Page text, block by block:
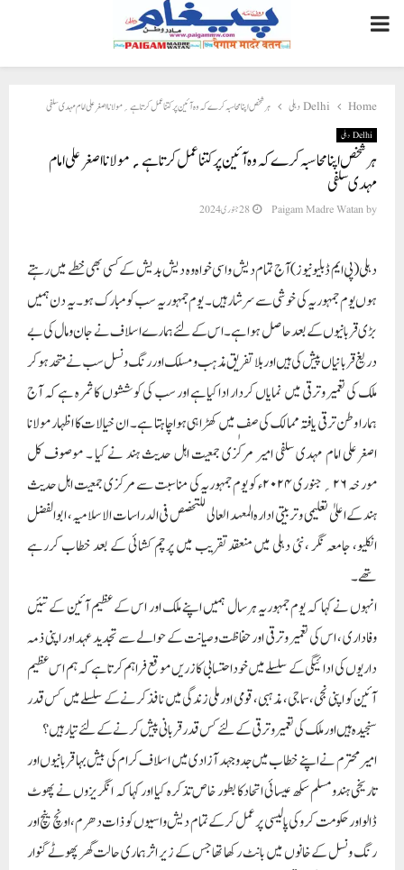
PRIMARY
MENU
Home Delhi دہلی ہر شخص اپنا محاسبہ کرے کہ وہ آئین پر کتنا عمل کرتا ہے؍ مولانا اصغرعلی امام مہدی سلفی
Delhi دہلی
ہر شخص اپنا محاسبہ کرے کہ وہ آئین پر کتنا عمل کرتا ہے؍ مولانا اصغرعلی امام
مہدی سلفی
by
Paigam Madre Watan 28 جنوری 2024
دہلی(پی ایم ڈبلیو نیوز)آج تمام دیش واسی خواہ وہ دیش بدیش کے کسی بھی خطے میں رہتے
ہوں یوم جمہوریہ کی خوشی سے سرشارہیں۔ یوم جمہوریہ سب کو مبارک ہو۔ یہ دن ہمیں
بڑی قربانیوں کے بعدحاصل ہوا ہے۔ اس کے لئے ہمارے اسلاف نے جان ومال کی بے
دریغ قربانیاں پیش کی ہیں اور بلا تفریق مذہب ومسلک اور رنگ ونسل سب نے متحدہوکر
ملک کی تعمیر وترقی میں نمایاں کردار ادا کیاہے اور سب کی کوششوں کاثمرہ ہے کہ آج
ہمارا وطن ترقی یافتہ ممالک کی صفٖ میں کھڑا ہی ہواچاہتا ہے۔ ان خیالات کا اظہار مولانا
اصغرعلی امام مہدی سلفی امیر مرکزی جمعیت اہل حدیث ہند نے کیا ۔ موصوف کل
مورخہ ۲۶؍جنوری ۲۰۲۴ء کو یوم جمہوریہ کی مناسبت سے مرکزی جمعیت اہل حدیث
ہند کے اعلیٰ تعلیمی وتربیتی ادارہ المعہد العالی للتخصص فی الدراسات الاسلامیہ، ابوالفضل
انکلیو، جامعہ نگر ،نئی دہلی میں منعقد تقریب میں پرچم کشائی کے بعد خطاب کررہے
تھے۔
انہوں نے کہا کہ یوم جمہوریہ ہرسال ہمیں اپنے ملک اور اس کے عظیم آئین کے تئیں
وفاداری ، اس کی تعمیر وترقی اور حفاظت وصیانت کے حوالے سے تجدید عہد اور اپنی ذمہ
داریوں کی ادائیگی کے سلسلے میں خوداحتسابی کا زریں موقع فراہم کرتاہے کہ ہم اس عظیم
آئین کو اپنی نجی، سماجی، مذہبی، قومی اورملی زندگی میں نافذ کرنے کے سلسلے میں کس قدر
سنجیدہ ہیں اور ملک کی تعمیر وترقی کے لئے کس قدر قربانی پیش کرنے کے لئے تیارہیں؟
امیر محترم نے اپنے خطاب میں جدوجہد آزادی میں اسلاف کرام کی بیش بہا قربانیوں اور
تاریخی ہندومسلم سکھ عیسائی اتحادکا بطور خاص تذکرہ کیا اور کہا کہ انگریزوں نے پھوٹ
ڈالواور حکومت کرو کی پالیسی پرعمل کرکے تمام دیش واسیوں کو ذات دھرم ،اونچ نیچ اور
رنگ ونسل کے خانوں میں بانٹ رکھا تھا جس کے زیر اثرہماری حالت گھر پھوٹے گنوار